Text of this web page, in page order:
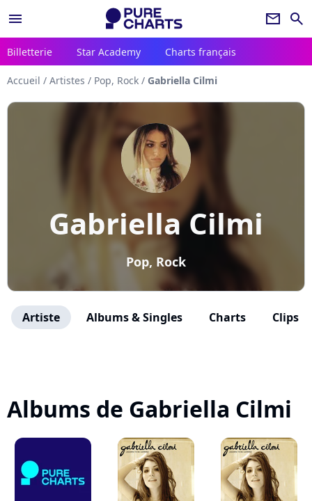
menu newsletter search
Billetterie Star Academy Charts français
Accueil / Artistes / Pop, Rock / Gabriella Cilmi
Gabriella Cilmi
Pop, Rock
Artiste Albums & Singles Charts Clips
Albums de Gabriella Cilmi